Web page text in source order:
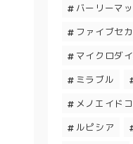
バーリーマ
ファイブセ
マイクロダ
ミラブル
メノエイド
ルピシア